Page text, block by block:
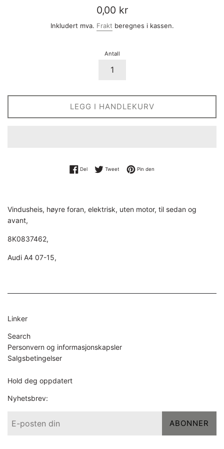
Vanlig
pris
0,00 kr
Inkludert mva. Frakt beregnes i kassen.
Antall
LEGG I HANDLEKURV
DelDel på Facebook
Tweet Tweet på Twitter
Pin den
Vindusheis, høyre foran, elektrisk, uten motor, til sedan og
avant,
8K0837462,
Audi A4 07-15,
Linker
Search
Personvern og informasjonskapsler
Salgsbetingelser
Hold deg oppdatert
Nyhetsbrev:
ABONNER